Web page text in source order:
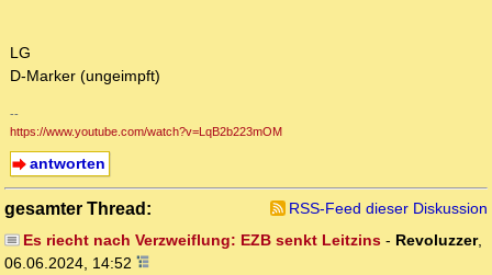
LG
D-Marker (ungeimpft)
--
https://www.youtube.com/watch?v=LqB2b223mOM
antworten
gesamter Thread:
RSS-Feed dieser Diskussion
Es riecht nach Verzweiflung: EZB senkt Leitzins- Revoluzzer,
06.06.2024, 14:52